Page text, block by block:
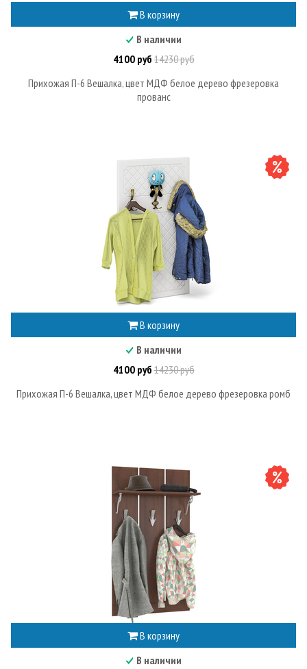
В корзину
В наличии
4100 руб14230 руб
Прихожая П-6 Вешалка, цвет МДФ белое дерево фрезеровка
прованс
В корзину
В наличии
4100 руб14230 руб
Прихожая П-6 Вешалка, цвет МДФ белое дерево фрезеровка ромб
В корзину
В наличии